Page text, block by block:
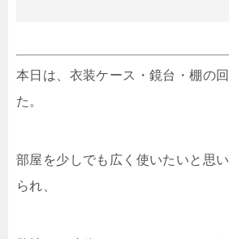
本日は、衣装ケース・鏡台・棚の
た。
部屋を少しでも広く使いたいと思
られ、